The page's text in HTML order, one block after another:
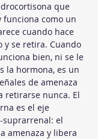
que
como un
cuando hace
y se retira. Cuando
bien, ni se le
la hormona, es un
de amenaza
retirarse nunca. El
es el eje
suprarrenal: el
amenaza y libera